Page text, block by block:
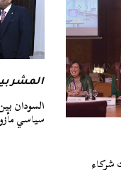
شركاء
السودان
سياسي